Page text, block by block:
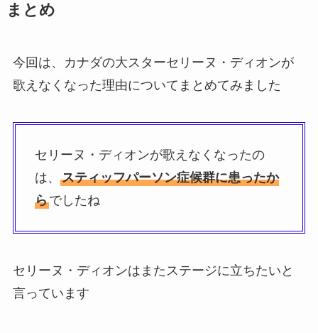
まとめ
今回は、カナダの大スターセリーヌ・ディオンが
歌えなくなった理由についてまとめてみました
セリーヌ・ディオンが歌えなくなったの
は、 スティッフパーソン症候群に患ったか
らでしたね
セリーヌ・ディオンはまたステージに立ちたいと
言っています